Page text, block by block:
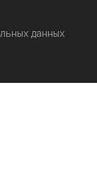
данных